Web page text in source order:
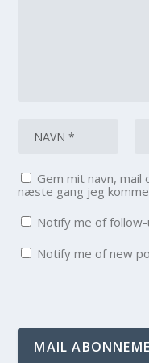
Gem mit navn,
næste gang jeg
Notify me of
Notify me of new
MAIL